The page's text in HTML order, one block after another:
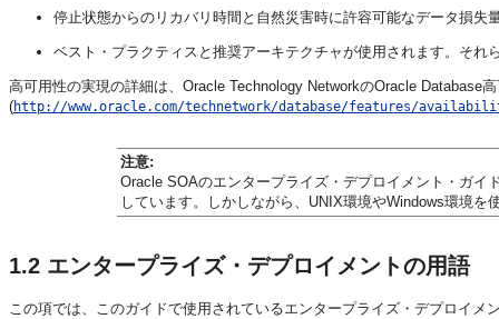
停止状態からのリカバリ時間と自然災害時に許容可能なデータ損失
ベスト・プラクティスと推奨アーキテクチャが使用されます。そ
高可用性の実現の詳細は、Oracle Technology NetworkのOracle Database
(http://www.oracle.com/technetwork/database/features/
注意:
Oracle SOAのエンタープライズ・デプロイメント・ガイ
しています。しかしながら、UNIX環境やWindows環境
1.2 エンタープライズ・デプロイメントの用語
この項では、このガイドで使用されているエンタープライズ・デプロイメ